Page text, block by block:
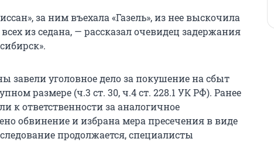
за ним въехала «Газель», из нее выскочила
из седана, — рассказал очевидец задержания
уголовное дело за покушение на сбыт
размере (ч.3 ст. 30, ч.4 ст. 228.1 УК РФ). Ранее
к ответственности за аналогичное
обвинение и избрана мера пресечения в виде
продолжается, специалисты